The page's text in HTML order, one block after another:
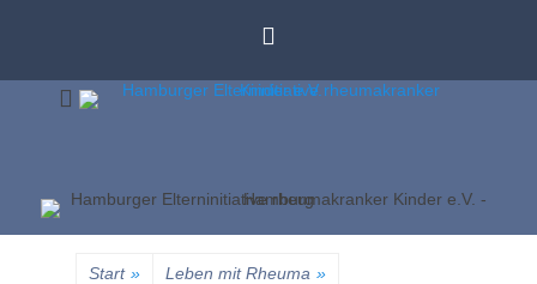
Unser Ziel ist die Verbesserung der Behandlung rheumakranker
Start » Leben mit Rheuma »